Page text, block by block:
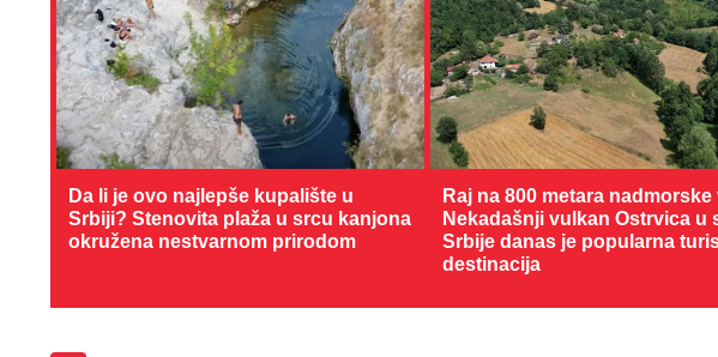
Da li je ovo najlepše kupalište u
Srbiji? Stenovita plaža u srcu kanjona
okružena nestvarnom prirodom
Raj na 800 metara
Nekadašnji vulkan Ostrvica u
Srbije danas je popularna
destinacija